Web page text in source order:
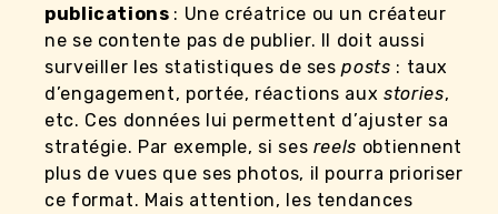
publications : Une créatrice ou un créateur
ne se contente pas de publier. Il doit aussi
surveiller les statistiques de sesposts : taux
d’engagement, portée, réactions aux stories,
etc. Ces données lui permettent d’ajuster sa
stratégie. Par exemple, si ses reels obtiennent
plus de vues que ses photos, il pourra prioriser
ce format. Mais attention, les tendances